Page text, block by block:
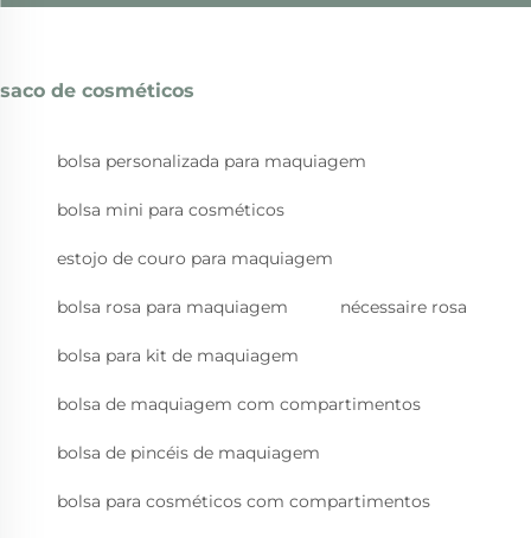
saco de cosméticos
bolsa personalizada para maquiagem
bolsa mini para cosméticos
estojo de couro para maquiagem
bolsa rosa para maquiagem nécessaire rosa
bolsa para kit de maquiagem
bolsa de maquiagem com compartimentos
bolsa de pincéis de maquiagem
bolsa para cosméticos com compartimentos